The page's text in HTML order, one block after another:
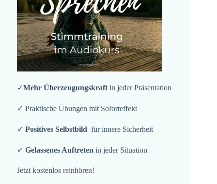
✓Mehr Überzeugungskraft in jeder Präsentation
✓ Praktische Übungen mit Soforteffekt
✓ Positives Selbstbild für innere Sicherheit
✓ Gelassenes Auftreten in jeder Situation
Jetzt kostenlos reinhören!